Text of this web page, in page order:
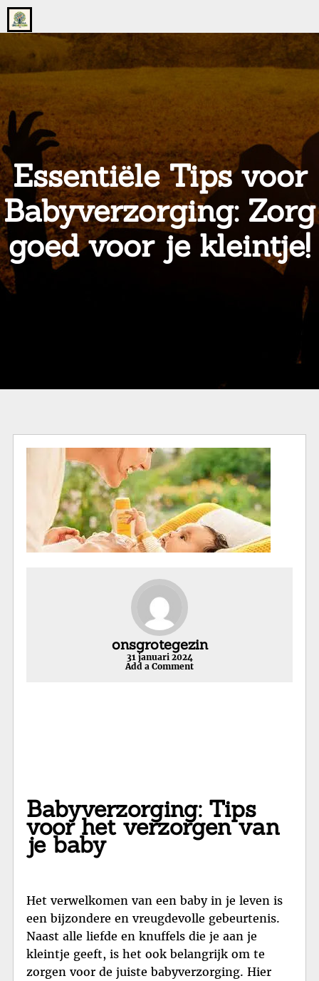
Go
to
home
page
onsgrotegezin.nl
Essentiële Tips voor
Babyverzorging: Zorg
goed voor je kleintje!
onsgrotegezin
31 januari 2024
Add a Comment
Babyverzorging: Tips
voor het verzorgen van
je baby
Het verwelkomen van een baby in je leven is
een bijzondere en vreugdevolle gebeurtenis.
Naast alle liefde en knuffels die je aan je
kleintje geeft, is het ook belangrijk om te
zorgen voor de juiste babyverzorging. Hier